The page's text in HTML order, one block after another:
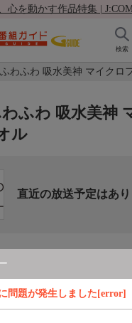
心を動かす作品特集 |
検索
わふわ 吸水美神 マイクロ
問題が発生しました[error]
ふわ 吸水美神
ル
直近の放送予定はあ
すめ番組